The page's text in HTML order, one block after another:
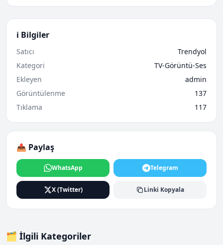
ℹ️ Bilgiler
Satıcı
Trendyol
Kategori
TV-Görüntü-Ses
Ekleyen
admin
Görüntülenme
137
Tıklama
117
📤 Paylaş
WhatsApp Telegram
X (Twitter) Linki Kopyala
🗂️ İlgili Kategoriler